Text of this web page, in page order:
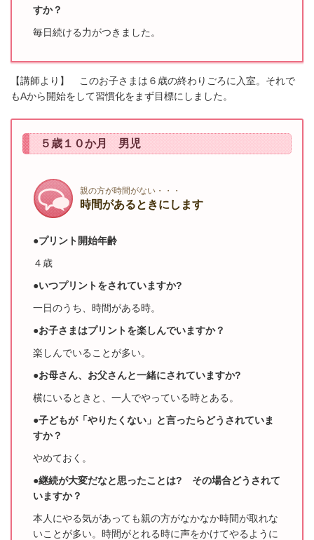
すか？
毎日続ける力がつきました。
【講師より】 このお子さまは６歳の終わりごろに入室。それで
もAから開始をして習慣化をまず目標にしました。
５歳１０か月 男児
親の方が時間がない・・・
時間があるときにします
●プリント開始年齢
４歳
●いつプリントをされていますか?
一日のうち、時間がある時。
●お子さまはプリントを楽しんでいますか？
楽しんでいることが多い。
●お母さん、お父さんと一緒にされていますか?
横にいるときと、一人でやっている時とある。
●子どもが「やりたくない」と言ったらどうされていま
すか？
やめておく。
●継続が大変だなと思ったことは? その場合どうされて
いますか？
本人にやる気があっても親の方がなかなか時間が取れな
いことが多い。時間がとれる時に声をかけてやるように